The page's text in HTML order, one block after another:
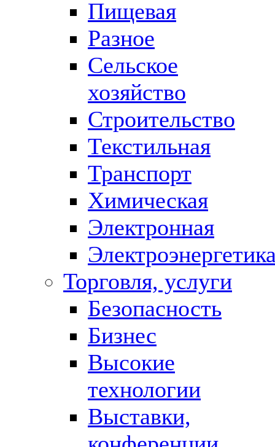
Пищевая
Разное
Сельское
хозяйство
Строительство
Текстильная
Транспорт
Химическая
Электронная
Торговля, услуги
Безопасность
Бизнес
Высокие
технологии
Выставки,